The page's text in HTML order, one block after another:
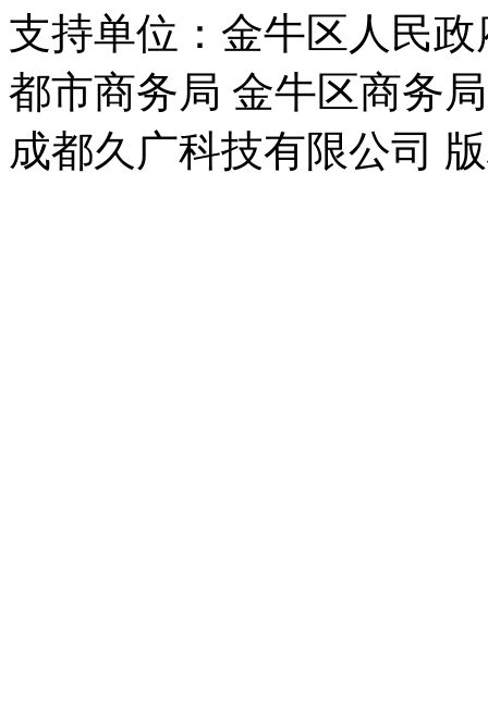
支持单位：金牛区人民
都市商务局 金牛区商务局
成都久广科技有限公司